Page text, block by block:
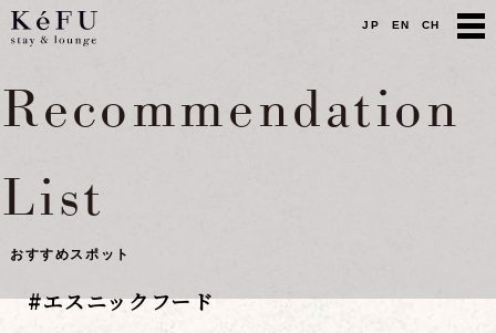
JP EN CH
Recommendation
List
おすすめスポット
#エスニックフード